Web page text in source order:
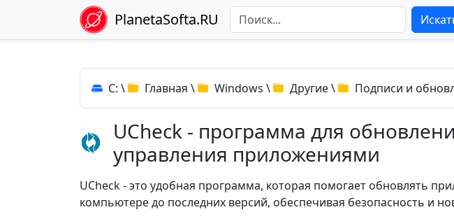
PlanetaSofta.RU
C: \ Главная \ Windows \ Другие\ Подписи и
UCheck - программа для
управления приложениями
UCheck - это удобная программа, которая помогает обновлять
компьютере до последних версий, обеспечивая безопасность и